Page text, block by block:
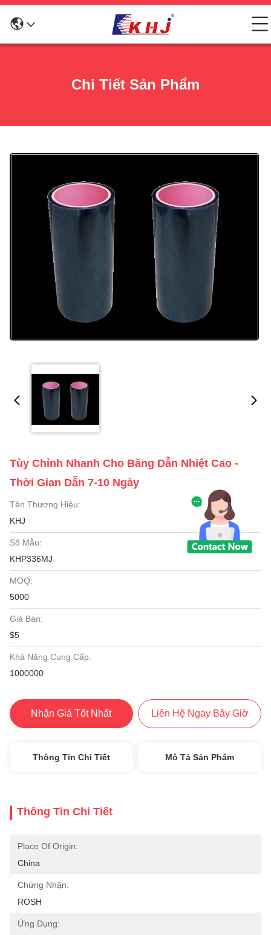
Chi Tiết Sản Phẩm
Tùy Chỉnh Nhanh Cho Băng Dẫn Nhiệt Cao -
Thời Gian Dẫn 7-10 Ngày
Tên Thương Hiệu:
KHJ
Số Mẫu:
KHP336MJ
MOQ:
5000
Giá Bán:
$5
Khả Năng Cung Cấp:
1000000
Nhận Giá Tốt Nhất Liên Hệ Ngay Bây Giờ
Thông Tin Chi Tiết Mô Tả Sản Phẩm
Thông Tin Chi Tiết
Place Of Origin:
China
Chứng Nhận:
ROSH
Ứng Dụng: